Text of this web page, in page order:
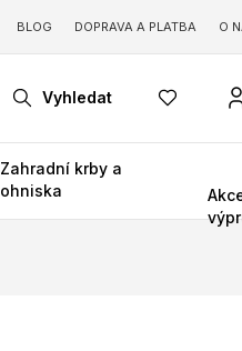
BLOG DOPRAVA A PLATBA O
Vyhledat
Zahradní krby a
ohniska